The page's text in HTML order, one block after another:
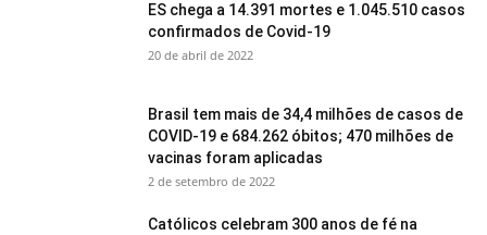
ES chega a 14.391 mortes e 1.045.510 casos
confirmados de Covid-19
20 de abril de 2022
Brasil tem mais de 34,4 milhões de casos de
COVID-19 e 684.262 óbitos; 470 milhões de
vacinas foram aplicadas
2 de setembro de 2022
Católicos celebram 300 anos de fé na